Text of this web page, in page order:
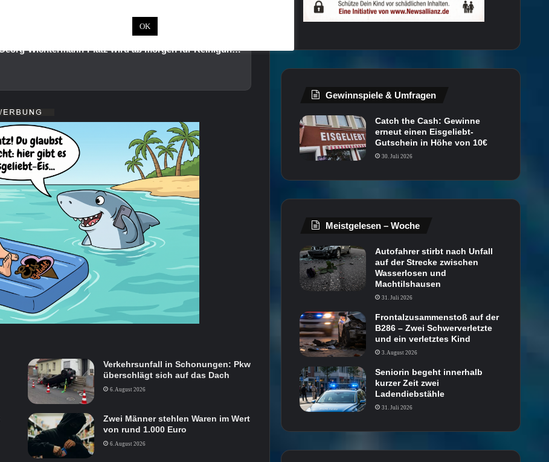
ACHTUNG: Tiefgarage am Georg-Wichtermann-Platz wird ab morgen für Reinigungsarbeiten gesperrt
Verkehrsunfall in Schonungen: Pkw
überschlägt sich auf das Dach
6. August 2026
Zwei Männer stehlen Waren im Wert
von rund 1.000 Euro
6. August 2026
Gewinnspiele & Umfragen
Catch the Cash: Gewinne
erneut einen Eisgeliebt-
Gutschein in Höhe von 10€
30. Juli 2026
Meistgelesen – Woche
Autofahrer stirbt nach Unfall
auf der Strecke zwischen
Wasserlosen und
Machtilshausen
31. Juli 2026
Frontalzusammenstoß auf der
B286 – Zwei Schwerverletzte
und ein verletztes Kind
3. August 2026
Seniorin begeht innerhalb
kurzer Zeit zwei
Ladendiebstähle
31. Juli 2026
OK